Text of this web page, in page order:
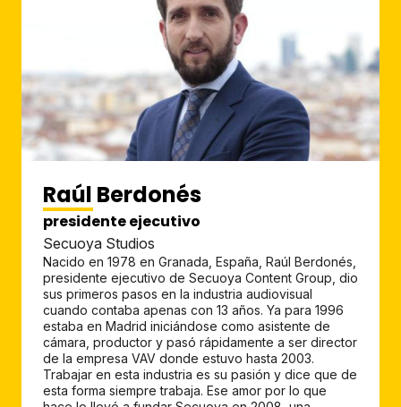
Raúl Berdonés
presidente ejecutivo
Secuoya Studios
Nacido en 1978 en Granada, España, Raúl Berdonés,
presidente ejecutivo de Secuoya Content Group, dio
sus primeros pasos en la industria audiovisual
cuando contaba apenas con 13 años. Ya para 1996
estaba en Madrid iniciándose como asistente de
cámara, productor y pasó rápidamente a ser director
de la empresa VAV donde estuvo hasta 2003.
Trabajar en esta industria es su pasión y dice que de
esta forma siempre trabaja. Ese amor por lo que